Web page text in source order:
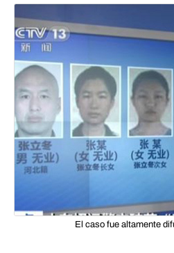
El caso fue altamente